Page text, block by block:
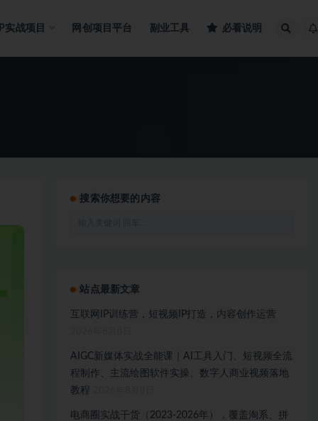
实战项目 网创项目平台 副业工具 必看说明
搜索你想要的内容
站点最新文章
互联网IP训练营，短视频IP打造，内容创作运营
AIGC新媒体实战全能课｜AI工具入门、短视频全流
程制作、主流绘图软件实操、数字人商业视频落地
教程
电商圈实战干货（2023-2026年），覆盖淘系、拼